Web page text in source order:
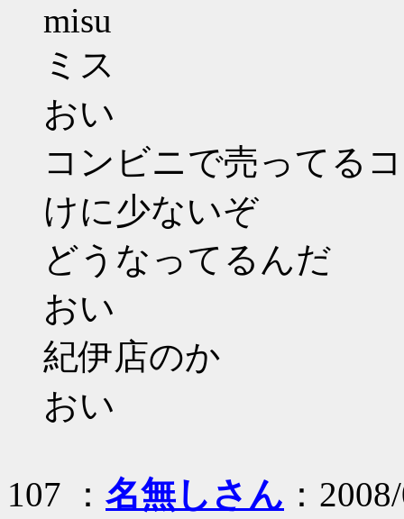
misu
ミス
おい
コンビニで売ってる
けに少ないぞ
どうなってるんだ
おい
紀伊店のか
おい
107 ： 名無しさん ：